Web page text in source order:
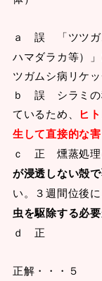
ａ 誤 「ツツガ
ハマダラカ等）
ツガムシ病リケ
ｂ 誤 シラミの
ているため、
ヒ
生して直接的な
ｃ 正 燻蒸処理
が浸透しない殻
い。３週間位後
虫を駆除する必
ｄ 正
正解・・・５